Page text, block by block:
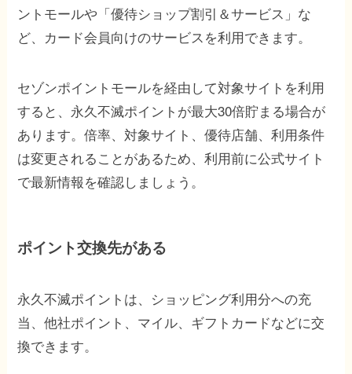
ントモールや「優待ショップ割引＆サービス」な
ど、カード会員向けのサービスを利用できます。
セゾンポイントモールを経由して対象サイトを利用
すると、永久不滅ポイントが最大30倍貯まる場合が
あります。倍率、対象サイト、優待店舗、利用条件
は変更されることがあるため、利用前に公式サイト
で最新情報を確認しましょう。
ポイント交換先がある
永久不滅ポイントは、ショッピング利用分への充
当、他社ポイント、マイル、ギフトカードなどに交
換できます。